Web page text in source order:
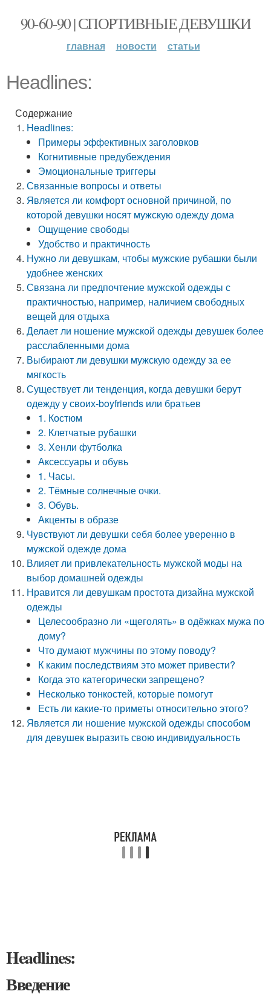
90-60-90 | СПОРТИВНЫЕ ДЕВУШКИ
главная новости статьи
Headlines:
Содержание
Headlines:
Примеры эффективных заголовков
Когнитивные предубеждения
Эмоциональные триггеры
Связанные вопросы и ответы
Является ли комфорт основной причиной, по
которой девушки носят мужскую одежду дома
Ощущение свободы
Удобство и практичность
Нужно ли девушкам, чтобы мужские рубашки были
удобнее женских
Связана ли предпочтение мужской одежды с
практичностью, например, наличием свободных
вещей для отдыха
Делает ли ношение мужской одежды девушек более
расслабленными дома
Выбирают ли девушки мужскую одежду за ее
мягкость
Существует ли тенденция, когда девушки берут
одежду у своих-boyfriends или братьев
1. Костюм
2. Клетчатые рубашки
3. Хенли футболка
Аксессуары и обувь
1. Часы.
2. Тёмные солнечные очки.
3. Обувь.
Акценты в образе
Чувствуют ли девушки себя более уверенно в
мужской одежде дома
Влияет ли привлекательность мужской моды на
выбор домашней одежды
Нравится ли девушкам простота дизайна мужской
одежды
Целесообразно ли «щеголять» в одёжках мужа по
дому?
Что думают мужчины по этому поводу?
К каким последствиям это может привести?
Когда это категорически запрещено?
Несколько тонкостей, которые помогут
Есть ли какие-то приметы относительно этого?
Является ли ношение мужской одежды способом
для девушек выразить свою индивидуальность
Headlines:
Введение